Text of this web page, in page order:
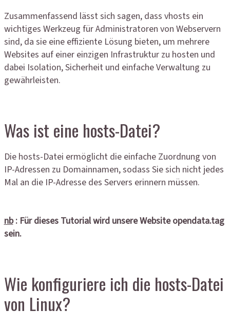
Zusammenfassend lässt sich sagen, dass vhosts ein
wichtiges Werkzeug für Administratoren von Webservern
sind, da sie eine effiziente Lösung bieten, um mehrere
Websites auf einer einzigen Infrastruktur zu hosten und
dabei Isolation, Sicherheit und einfache Verwaltung zu
gewährleisten.
Was ist eine hosts-Datei?
Die hosts-Datei ermöglicht die einfache Zuordnung von
IP-Adressen zu Domainnamen, sodass Sie sich nicht jedes
Mal an die IP-Adresse des Servers erinnern müssen.
nb: Für dieses Tutorial wird unsere Website opendata.tag
sein.
Wie konfiguriere ich die hosts-Datei
von Linux?